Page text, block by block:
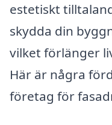
estetiskt
skydda din
vilket förlänger
Här är några
företag för